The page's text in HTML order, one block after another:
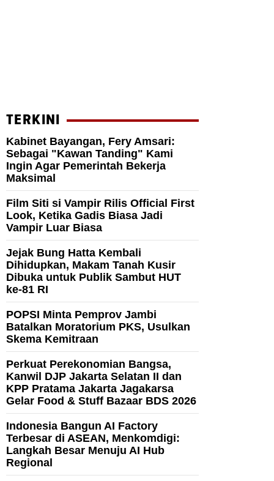
TERKINI
Kabinet Bayangan, Fery Amsari:
Sebagai "Kawan Tanding" Kami
Ingin Agar Pemerintah Bekerja
Maksimal
Film Siti si Vampir Rilis Official First
Look, Ketika Gadis Biasa Jadi
Vampir Luar Biasa
Jejak Bung Hatta Kembali
Dihidupkan, Makam Tanah Kusir
Dibuka untuk Publik Sambut HUT
ke-81 RI
POPSI Minta Pemprov Jambi
Batalkan Moratorium PKS, Usulkan
Skema Kemitraan
Perkuat Perekonomian Bangsa,
Kanwil DJP Jakarta Selatan II dan
KPP Pratama Jakarta Jagakarsa
Gelar Food & Stuff Bazaar BDS 2026
Indonesia Bangun AI Factory
Terbesar di ASEAN, Menkomdigi:
Langkah Besar Menuju AI Hub
Regional